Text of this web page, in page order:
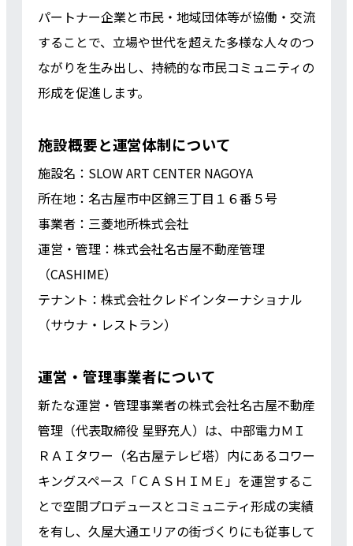
パートナー企業と市民・地域団体等が協働・交流
することで、立場や世代を超えた多様な人々のつ
ながりを生み出し、持続的な市民コミュニティの
形成を促進します。
施設概要と運営体制について
施設名：SLOW ART CENTER NAGOYA
所在地：名古屋市中区錦三丁目１６番５号
事業者：三菱地所株式会社
運営・管理：株式会社名古屋不動産管理
（CASHIME）
テナント：株式会社クレドインターナショナル
（サウナ・レストラン）
運営・管理事業者について
新たな運営・管理事業者の株式会社名古屋不動産
管理（代表取締役 星野充人）は、中部電力ＭＩ
ＲＡＩタワー（名古屋テレビ塔）内にあるコワー
キングスペース「ＣＡＳＨＩＭＥ」を運営するこ
とで空間プロデュースとコミュニティ形成の実績
を有し、久屋大通エリアの街づくりにも従事して